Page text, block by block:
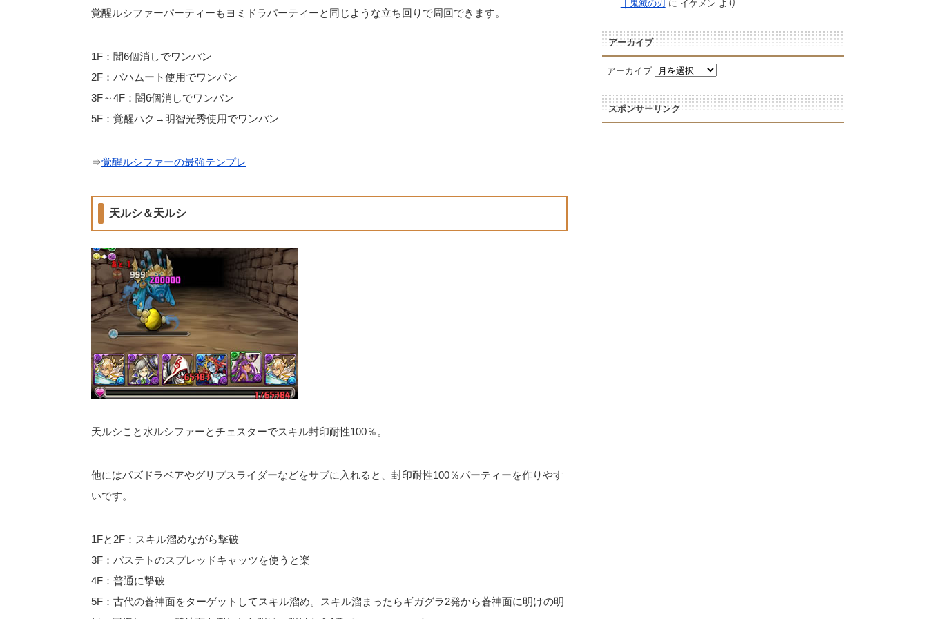
覚醒ルシファーパーティーもヨミドラパーティーと同じような立ち回りで周回できます。
1F：闇6個消しでワンパン
2F：バハムート使用でワンパン
3F～4F：闇6個消しでワンパン
5F：覚醒ハク→明智光秀使用でワンパン
⇒覚醒ルシファーの最強テンプレ
天ルシ＆天ルシ
天ルシこと水ルシファーとチェスターでスキル封印耐性100％。
他にはパズドラベアやグリプスライダーなどをサブに入れると、封印耐性100％パーティーを作りやす
いです。
1Fと2F：スキル溜めながら撃破
3F：バステトのスプレッドキャッツを使うと楽
4F：普通に撃破
5F：古代の蒼神面をターゲットしてスキル溜め。スキル溜まったらギガグラ2発から蒼神面に明けの明
｜鬼滅の刃 に イケメン より
アーカイブ
アーカイブ
スポンサーリンク